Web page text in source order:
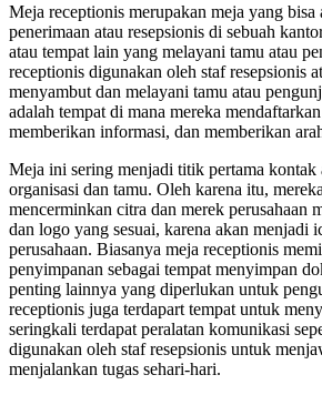
Meja receptionis merupakan meja yang bisa
penerimaan atau resepsionis di sebuah
atau tempat lain yang melayani tamu atau
receptionis digunakan oleh staf resepsionis
menyambut dan melayani tamu atau
adalah tempat di mana mereka
memberikan informasi, dan memberikan
Meja ini sering menjadi titik pertama kontak
organisasi dan tamu. Oleh karena itu,
mencerminkan citra dan merek perusahaan
dan logo yang sesuai, karena akan menjadi
perusahaan. Biasanya meja receptionis
penyimpanan sebagai tempat menyimpan
penting lainnya yang diperlukan untuk
receptionis juga terdapart tempat untuk
seringkali terdapat peralatan komunikasi
digunakan oleh staf resepsionis untuk
menjalankan tugas sehari-hari.